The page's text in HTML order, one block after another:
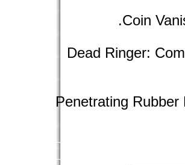
Coin
Dead Ringer:
Penetrating